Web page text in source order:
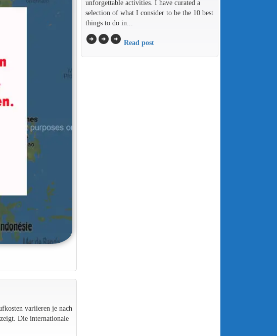
variieren je nach
Die internationale
unforgettable activities. I have curated a
selection of what I consider to be the 10 best
things to do in...
arrow_circle_rightarrow_circle_rightarrow_circle_right Read post